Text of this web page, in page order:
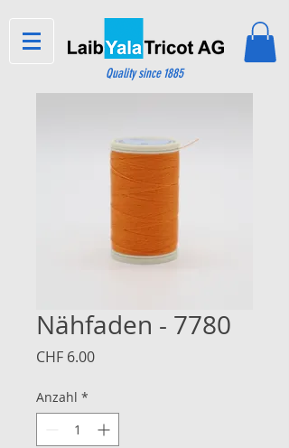
Quality since 1885
Nähfaden - 7780
CHF 6.00Preis
Anzahl *